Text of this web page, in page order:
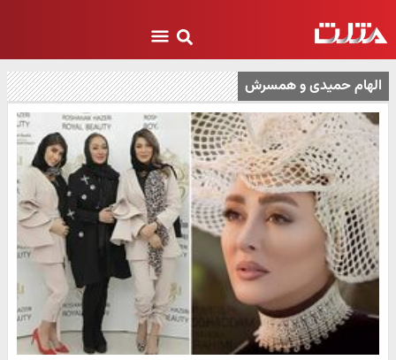
الهام حمیدی و همسرش